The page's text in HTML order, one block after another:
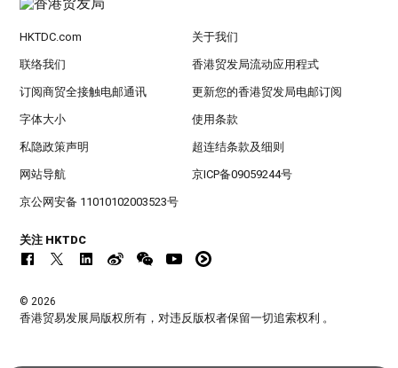
HKTDC.com 关于我们
联络我们 香港贸发局流动应用程式
订阅商贸全接触电邮通讯 更新您的香港贸发局电邮订阅
字体大小 使用条款
私隐政策声明 超连结条款及细则
网站导航 京ICP备09059244号
京公网安备 11010102003523号
关注 HKTDC
© 2026
香港贸易发展局版权所有，对违反版权者保留一切追索权利 。